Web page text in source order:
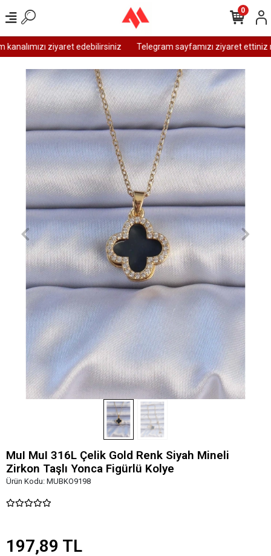
ziyaret edebilirsiniz Telegram sayfamızı ziyaret ettiniz
0
MuI MuI 316L Çelik Gold Renk Siyah Mineli
Zirkon Taşlı Yonca Figürlü Kolye
Ürün Kodu: MUBKO9198
197,89 TL